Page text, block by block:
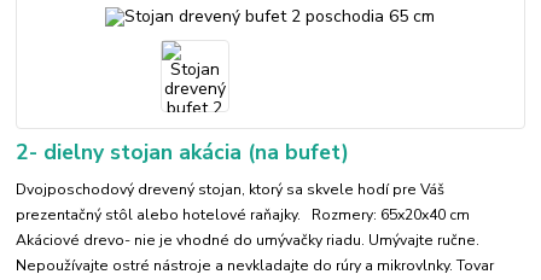
2- dielny stojan akácia (na bufet)
Dvojposchodový drevený stojan, ktorý sa skvele hodí pre Váš
prezentačný stôl alebo hotelové raňajky. Rozmery: 65x20x40 cm
Akáciové drevo- nie je vhodné do umývačky riadu. Umývajte ručne.
Nepoužívajte ostré nástroje a nevkladajte do rúry a mikrovlnky. Tovar